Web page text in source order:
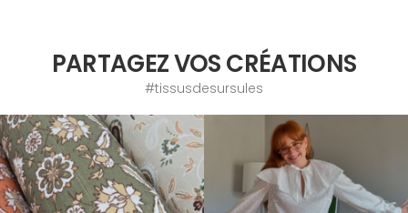
PARTAGEZ VOS CRÉATIONS
#tissusdesursules